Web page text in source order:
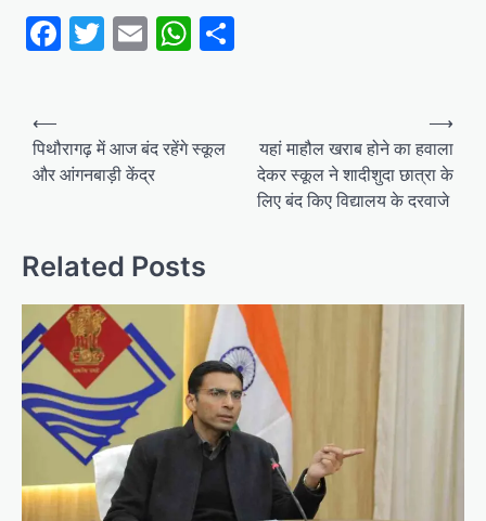
Facebook
Twitter
EmailWhatsApp
Post
navigation
⟵
पिथौरागढ़ में आज बंद रहेंगे स्कूल
और आंगनबाड़ी केंद्र
यहां माहौल खराब होने का हवाला
देकर स्कूल ने शादीशुदा छात्रा के
लिए बंद किए विद्यालय के दरवाजे
⟶
Related Posts